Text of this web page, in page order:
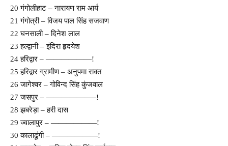
20 गंगोलीहाट – नारायण राम आर्य
21 गंगोत्री – विजय पाल सिंह सजवाण
22 घनसाली – दिनेश लाल
23 हल्द्वानी – इंदिरा हृदयेश
24 हरिद्वार – ——————!
25 हरिद्वार ग्रामीण – अनुपमा रावत
26 जागेश्वर – गोविन्द सिंह कुंजवाल
27 जसपुर – ——————–!
28 झबरेड़ा – हरी दास
29 ज्वालापुर – ——————!
30 कालाढूंगी – ——————!